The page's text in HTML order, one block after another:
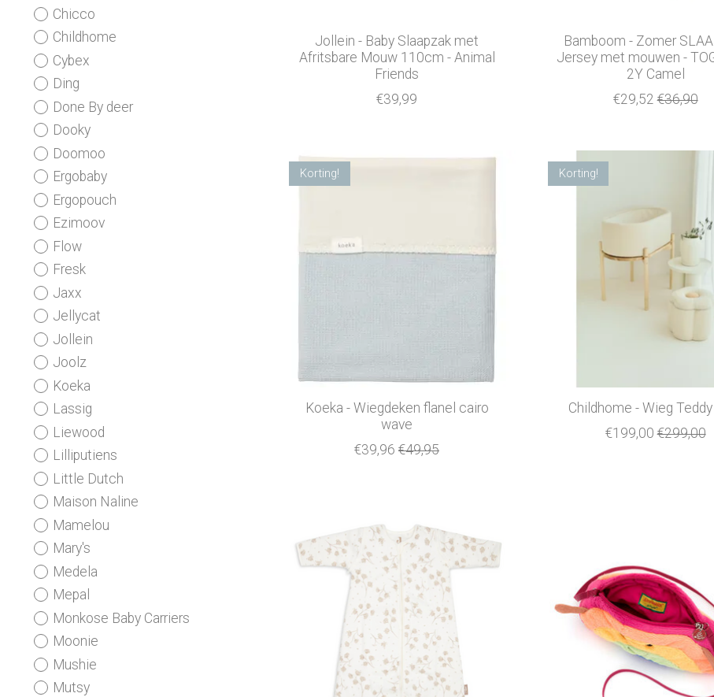
Chicco
Childhome
Cybex
Ding
Done By deer
Dooky
Doomoo
Ergobaby
Ergopouch
Ezimoov
Flow
Fresk
Jaxx
Jellycat
Jollein
Joolz
Koeka
Lassig
Liewood
Lilliputiens
Little Dutch
Maison Naline
Mamelou
Mary's
Medela
Mepal
Monkose Baby Carriers
Moonie
Mushie
Mutsy
Jollein - Baby Slaapzak met
Afritsbare Mouw 110cm - Animal
Friends
€39,99
Bamboom - Zomer
Jersey met mouwen -
2Y Camel
€29,52 €36,90
Korting!
Koeka - Wiegdeken flanel cairo
wave
€39,96 €49,95
Korting!
Childhome - Wieg
€199,00 €299,00